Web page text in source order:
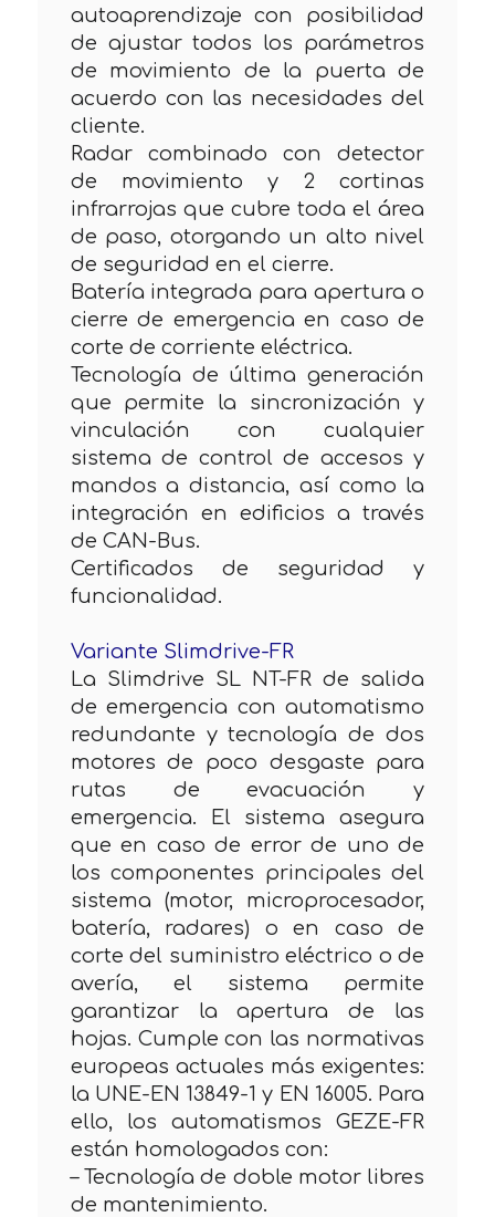
autoaprendizaje con posibilidad
de ajustar todos los parámetros
de movimiento de la puerta de
acuerdo con las necesidades del
cliente.
Radar combinado con detector
de movimiento y 2 cortinas
infrarrojas que cubre toda el área
de paso, otorgando un alto nivel
de seguridad en el cierre.
Batería integrada para apertura o
cierre de emergencia en caso de
corte de corriente eléctrica.
Tecnología de última generación
que permite la sincronización y
vinculación con cualquier
sistema de control de accesos y
mandos a distancia, así como la
integración en edificios a través
de CAN-Bus.
Certificados de seguridad y
funcionalidad.
Variante Slimdrive-FR
La Slimdrive SL NT-FR de salida
de emergencia con automatismo
redundante y tecnología de dos
motores de poco desgaste para
rutas de evacuación y
emergencia. El sistema asegura
que en caso de error de uno de
los componentes principales del
sistema (motor, microprocesador,
batería, radares) o en caso de
corte del suministro eléctrico o de
avería, el sistema permite
garantizar la apertura de las
hojas. Cumple con las normativas
europeas actuales más exigentes:
la UNE-EN 13849-1 y EN 16005. Para
ello, los automatismos GEZE-FR
están homologados con:
– Tecnología de doble motor libres
de mantenimiento.